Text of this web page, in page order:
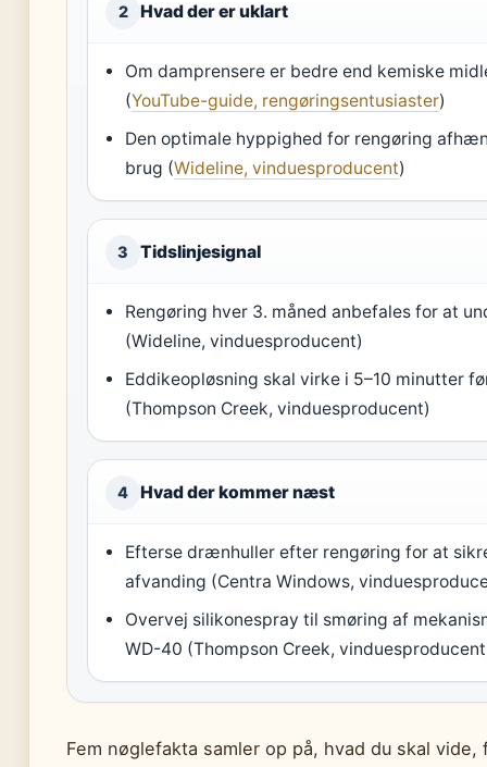
2 Hvad der er uklart
Om damprensere er bedre end kemiske
(YouTube-guide, rengøringsentusiaster)
Den optimale hyppighed for rengøring
brug (Wideline, vinduesproducent)
3 Tidslinjesignal
Rengøring hver 3. måned anbefales for at
(Wideline, vinduesproducent)
Eddikeopløsning skal virke i 5–10 minutter
(Thompson Creek, vinduesproducent)
4 Hvad der kommer næst
Efterse drænhuller efter rengøring for at
afvanding (Centra Windows,
Overvej silikonespray til smøring af
WD-40 (Thompson Creek,
Fem nøglefakta samler op på, hvad du skal vide,